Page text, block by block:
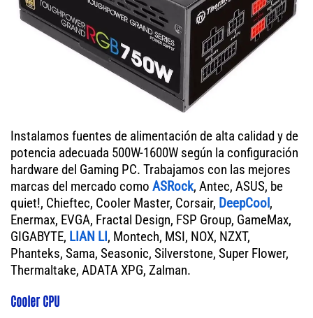
Instalamos fuentes de alimentación de alta calidad y de
potencia adecuada 500W-1600W según la configuración
hardware del Gaming PC. Trabajamos con las mejores
marcas del mercado como ASRock, Antec, ASUS, be
quiet!, Chieftec, Cooler Master, Corsair, DeepCool,
Enermax, EVGA, Fractal Design, FSP Group, GameMax,
GIGABYTE, LIAN LI, Montech, MSI, NOX, NZXT,
Phanteks, Sama, Seasonic, Silverstone, Super Flower,
Thermaltake, ADATA XPG, Zalman.
Cooler CPU